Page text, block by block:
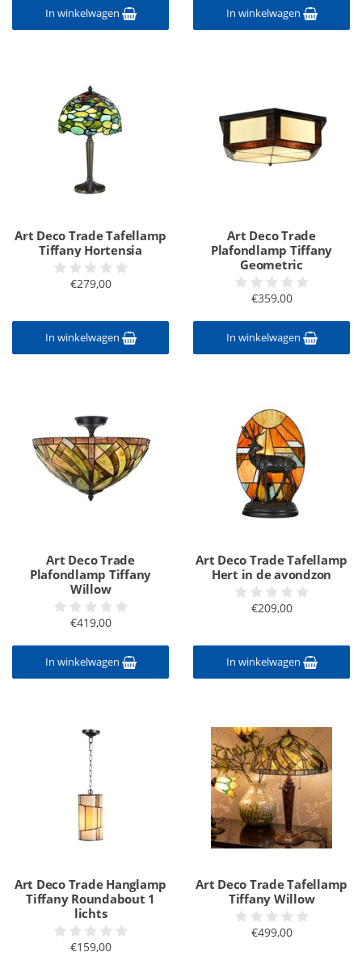
In winkelwagen In winkelwagen
Art Deco Trade Tafellamp
Tiffany Hortensia
€279,00
In winkelwagen
Art Deco Trade
Plafondlamp Tiffany
Geometric
€359,00
In winkelwagen
Art Deco Trade
Plafondlamp Tiffany
Willow
€419,00
In winkelwagen
Art Deco Trade Tafellamp
Hert in de avondzon
€209,00
In winkelwagen
Art Deco Trade Hanglamp
Tiffany Roundabout 1
lichts
€159,00
Art Deco Trade Tafellamp
Tiffany Willow
€499,00